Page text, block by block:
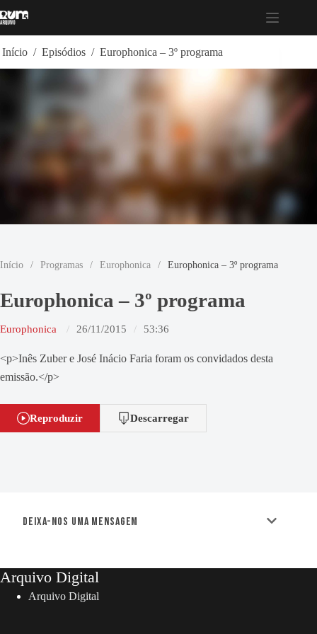
para
Início / Episódios / Europhonica – 3º programa
Início / Programas / Europhonica / Europhonica – 3º programa
Europhonica – 3º programa
Europhonica 26/11/2015 53:36
<p>Inês Zuber e José Inácio Faria foram os convidados desta
emissão.</p>
Reproduzir Descarregar
Deixa-nos uma mensagem
Arquivo Digital
Arquivo Digital